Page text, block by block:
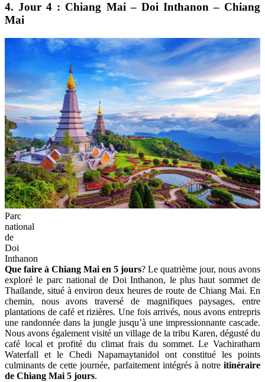
4. Jour 4 : Chiang Mai – Doi Inthanon – Chiang
Mai
Parc
national
de
Doi
Inthanon
Que faire à Chiang Mai en 5 jours? Le quatrième jour, nous avons
exploré le parc national de Doi Inthanon, le plus haut sommet de
Thaïlande, situé à environ deux heures de route de Chiang Mai. En
chemin, nous avons traversé de magnifiques paysages, entre
plantations de café et rizières. Une fois arrivés, nous avons entrepris
une randonnée dans la jungle jusqu’à une impressionnante cascade.
Nous avons également visité un village de la tribu Karen, dégusté du
café local et profité du climat frais du sommet. Le Vachiratharn
Waterfall et le Chedi Napamaytanidol ont constitué les points
culminants de cette journée, parfaitement intégrés à notre itinéraire
de Chiang Mai 5 jours.